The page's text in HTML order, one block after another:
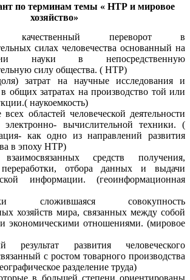
по терминам темы « НТР и мировое
хозяйство»
качественный переворот в
силах человечества основанный на
науки в непосредственную
силу общества. ( НТР)
затрат на научные исследования и
в общих затратах на производство той или
наукоемкость)
областей человеческой деятельности
электронно- вычислительной техники. (
как одно из направлений развития
в эпоху НТР)
средств получения,
отбора данных и выдачи
информации. (геоинформационная
сложившаяся совокупность
хозяйств мира, связанных между собой
экономическими отношениями. (мировое
результат развития человеческого
с ростом товарного производства
разделение труда)